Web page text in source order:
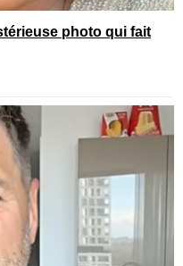
photo qui fait